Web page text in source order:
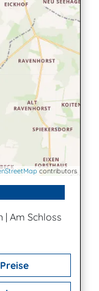
contributors
| Am Schloss